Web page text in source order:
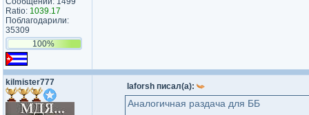
Ratio: 1039.17
Поблагодарили:
35309
100%
kilmister777 laforsh писал(а):
Аналогичная раздача для ББ